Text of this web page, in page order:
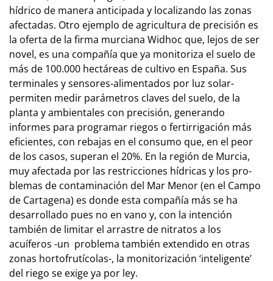
hídrico de manera anticipada y localizando las zonas
afec­tadas. Otro ejemplo de agricultura de precisión es
la oferta de la firma murciana Widhoc que, lejos de ser
novel, es una com­pañía que ya monitoriza el suelo de
más de 100.000 hectáreas de cul­tivo en España. Sus
ter­minales y sen­sores-ali­mentados por luz solar-
permiten medir parámetros claves del suelo, de la
planta y am­bien­tales con pre­cisión, ge­nerando
informes para programar riegos o fertirrigación más
eficientes, con rebajas en el consumo que, en el peor
de los casos, superan el 20%. En la región de Murcia,
muy afectada por las restricciones hí­dricas y los pro­
ble­mas de contaminación del Mar Menor (en el Campo
de Cartagena) es donde esta compañía más se ha
desarrollado pues no en vano y, con la intención
también de limitar el arrastre de nitratos a los
acuíferos -un pro­­blema también extendido en otras
zonas hortofrutícolas-, la monitorización ‘inteligente’
del riego se exige ya por ley.